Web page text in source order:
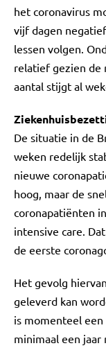
het coronavirus
vijf dagen
lessen volgen.
relatief gezien de
aantal stijgt al
De situatie in de
weken redelijk
nieuwe
hoog, maar de
coronapatiënten
intensive care.
de eerste
Het gevolg
geleverd kan
is momenteel
minimaal een jaar